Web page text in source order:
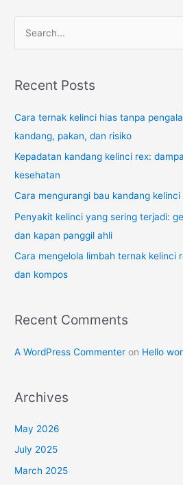
r
h
f
o
r
:
Recent Posts
Cara ternak kelinci hias tanpa
kandang, pakan, dan risiko
Kepadatan kandang kelinci rex:
kesehatan
Cara mengurangi bau kandang
Penyakit kelinci yang sering terjadi:
dan kapan panggil ahli
Cara mengelola limbah ternak kelinci
dan kompos
Recent Comments
A WordPress Commenter on Hello
Archives
May 2026
July 2025
March 2025